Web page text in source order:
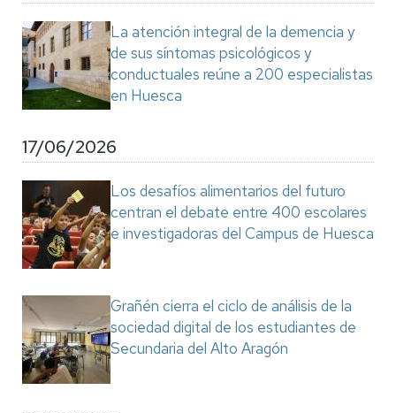
La atención integral de la demencia y
de sus síntomas psicológicos y
conductuales reúne a 200 especialistas
en Huesca
17/06/2026
Los desafíos alimentarios del futuro
centran el debate entre 400 escolares
e investigadoras del Campus de Huesca
Grañén cierra el ciclo de análisis de la
sociedad digital de los estudiantes de
Secundaria del Alto Aragón